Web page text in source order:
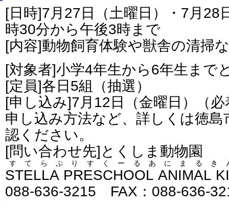
[日時]7月27日（土曜日）・7月28
時30分から午後3時まで
[内容]動物飼育体験や獣舎の清掃
[対象者]小学4年生から6年生まで
[定員]各日5組（抽選）
[申し込み]7月12日（金曜日）（
申し込み方法など、詳しくは徳
認ください。
[問い合わせ先]とくしま動物園
STELLA PRESCHOOL ANIMAL
すてらぷりすくーるあにまるき
088-636-3215 FAX：088-636-